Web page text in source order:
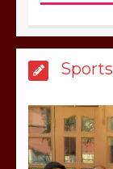
Sports